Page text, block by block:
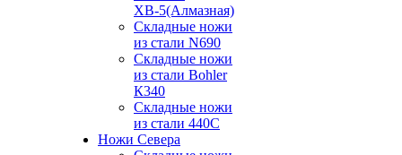
ХВ-5(Алмазная)
Складные ножи
из стали N690
Складные ножи
из стали Bohler
К340
Складные ножи
из стали 440С
Ножи Севера